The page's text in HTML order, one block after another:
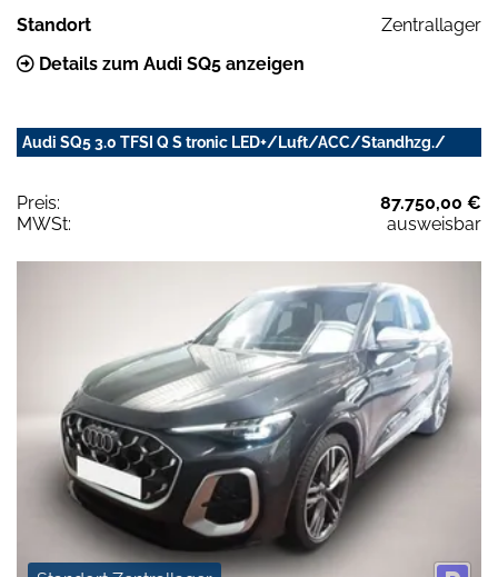
Standort
Zentrallager
Details zum Audi SQ5 anzeigen
Audi SQ5 3.0 TFSI Q S tronic LED+/Luft/ACC/Standhzg./
Preis:
87.750,00 €
MWSt:
ausweisbar